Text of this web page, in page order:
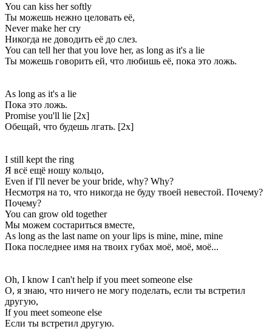
You can kiss her softly
Ты можешь нежно целовать её,
Never make her cry
Никогда не доводить её до слез.
You can tell her that you love her, as long as it's a lie
Ты можешь говорить ей, что любишь её, пока это ложь.
As long as it's a lie
Пока это ложь.
Promise you'll lie [2x]
Обещай, что будешь лгать. [2x]
I still kept the ring
Я всё ещё ношу кольцо,
Even if I'll never be your bride, why? Why?
Несмотря на то, что никогда не буду твоей невестой. Почему?
Почему?
You can grow old together
Мы можем состариться вместе,
As long as the last name on your lips is mine, mine, mine
Пока последнее имя на твоих губах моё, моё, моё...
Oh, I know I can't help if you meet someone else
О, я знаю, что ничего не могу поделать, если ты встретил
другую,
If you meet someone else
Если ты встретил другую.